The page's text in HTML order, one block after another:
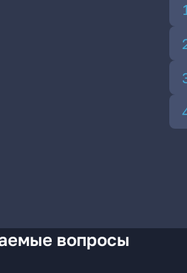
вопросы